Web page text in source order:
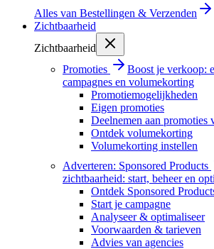
Alles van Bestellingen & Verzenden
Zichtbaarheid
Zichtbaarheid
Promoties
Boost je verkoop:
campagnes en volumekorting
Promotiemogelijkheden
Eigen promoties
Deelnemen aan promoties
Ontdek volumekorting
Volumekorting instellen
Adverteren: Sponsored Products
zichtbaarheid: start, beheer en
Ontdek Sponsored
Start je campagne
Analyseer & optimaliseer
Voorwaarden & tarieven
Advies van agencies